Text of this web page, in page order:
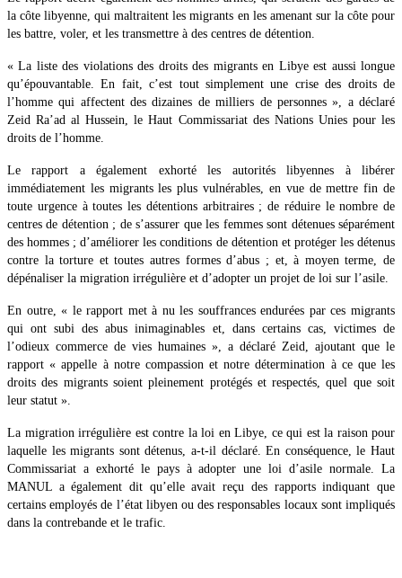
la côte libyenne, qui maltraitent les migrants en les amenant sur la côte pour
les battre, voler, et les transmettre à des centres de détention.
« La liste des violations des droits des migrants en Libye est aussi longue
qu’épouvantable. En fait, c’est tout simplement une crise des droits de
l’homme qui affectent des dizaines de milliers de personnes », a déclaré
Zeid Ra’ad al Hussein, le Haut Commissariat des Nations Unies pour les
droits de l’homme.
Le rapport a également exhorté les autorités libyennes à libérer
immédiatement les migrants les plus vulnérables, en vue de mettre fin de
toute urgence à toutes les détentions arbitraires ; de réduire le nombre de
centres de détention ; de s’assurer que les femmes sont détenues séparément
des hommes ; d’améliorer les conditions de détention et protéger les détenus
contre la torture et toutes autres formes d’abus ; et, à moyen terme, de
dépénaliser la migration irrégulière et d’adopter un projet de loi sur l’asile.
En outre, « le rapport met à nu les souffrances endurées par ces migrants
qui ont subi des abus inimaginables et, dans certains cas, victimes de
l’odieux commerce de vies humaines », a déclaré Zeid, ajoutant que le
rapport « appelle à notre compassion et notre détermination à ce que les
droits des migrants soient pleinement protégés et respectés, quel que soit
leur statut ».
La migration irrégulière est contre la loi en Libye, ce qui est la raison pour
laquelle les migrants sont détenus, a-t-il déclaré. En conséquence, le Haut
Commissariat a exhorté le pays à adopter une loi d’asile normale. La
MANUL a également dit qu’elle avait reçu des rapports indiquant que
certains employés de l’état libyen ou des responsables locaux sont impliqués
dans la contrebande et le trafic.